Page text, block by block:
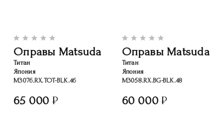
Оправы Matsuda
Титан
Япония
M3076.RX.TOT-BLK.46
65 000
Оправы Matsuda
Титан
Япония
M3058.RX.BG-BLK.48
60 000